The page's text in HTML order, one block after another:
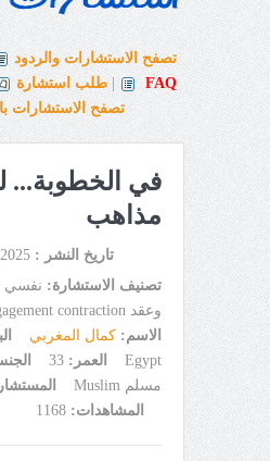
تصفح الاستشارات والردود
FAQ
طلب استشارة
تصفح الاستشارات
في الخطوبة...
مذاهب
تاريخ النشر :
تصنيف الاستشارة: نفسي
وعقد Marital Engagement contraction
الاسم: كمال المغربي
Egypt
العمر: 33
مسلم Muslim
المشاهدات: 1168